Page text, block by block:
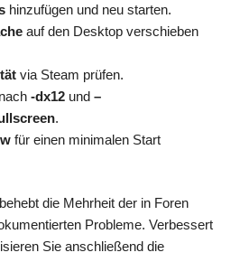
hinzufügen und neu starten.
auf den Desktop verschieben
via Steam prüfen.
-dx12 und –
.
für einen minimalen Start
die Mehrheit der in Foren
Probleme. Verbessert
Sie anschließend die